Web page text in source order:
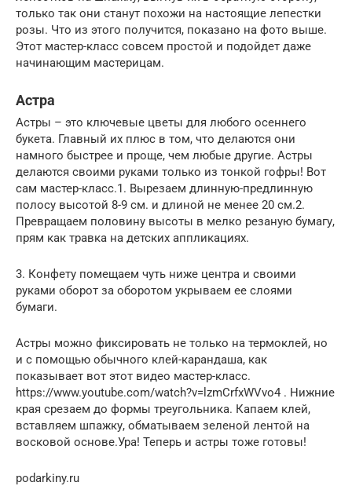
только так они станут похожи на настоящие лепестки
розы. Что из этого получится, показано на фото выше.
Этот мастер-класс совсем простой и подойдет даже
начинающим мастерицам.
Астра
Астры – это ключевые цветы для любого осеннего
букета. Главный их плюс в том, что делаются они
намного быстрее и проще, чем любые другие. Астры
делаются своими руками только из тонкой гофры! Вот
сам мастер-класс.1. Вырезаем длинную-предлинную
полосу высотой 8-9 см. и длиной не менее 20 см.2.
Превращаем половину высоты в мелко резаную бумагу,
прям как травка на детских аппликациях.
3. Конфету помещаем чуть ниже центра и своими
руками оборот за оборотом укрываем ее слоями
бумаги.
Астры можно фиксировать не только на термоклей, но
и с помощью обычного клей-карандаша, как
показывает вот этот видео мастер-класс.
https://www.youtube.com/watch?v=lzmCrfxWVvo4 . Нижние
края срезаем до формы треугольника. Капаем клей,
вставляем шпажку, обматываем зеленой лентой на
восковой основе.Ура! Теперь и астры тоже готовы!
podarkiny.ru